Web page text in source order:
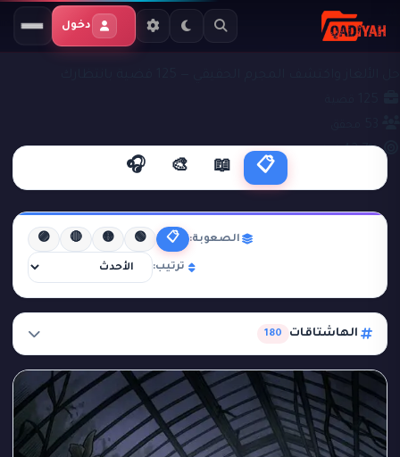
دخول
ملفات التحقيق قضايا جنائية
42.7%
📋
📖
🎨
🎧
الصعوبة: 📋
🟢
🟡
🔴
🟣
ترتيب:
الهاشتاقات 180